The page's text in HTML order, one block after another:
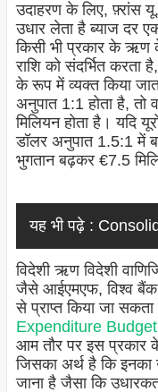
उदाहरण के लिए, फ़्रांस
उधार लेता है ब्याज दर
किसी भी प्रकार के ऋण के
राशि को संदर्भित
के रूप में व्यक्त किया
अनुपात 1:1 होता है, तो
मिलियन होता है। यदि
डॉलर अनुपात 1.5:1 में
भुगतान बढ़कर €7.5
यह भी पढ़े :
विदेशी ऋण विदेशी
जैसे आईएमएफ, विश्व बैंक,
से प्राप्त किया जा सकता
Expenditure Budget
आम तौर पर इस
जिसका अर्थ है कि इनका
जाना है जैसा कि